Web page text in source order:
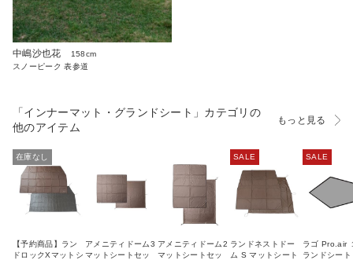
中嶋沙也花
158cm
スノーピーク 表参道
「インナーマット・グランドシート」カテゴリの
他のアイテム
もっと見る
在庫なし
【予約商品】ラン
ドロックXマットシ
アメニティドーム3
マットシートセッ
アメニティドーム2
マットシートセッ
SALE
ランドネストドー
ム S マットシート
SALE
ラゴ Pro.air
ランドシート